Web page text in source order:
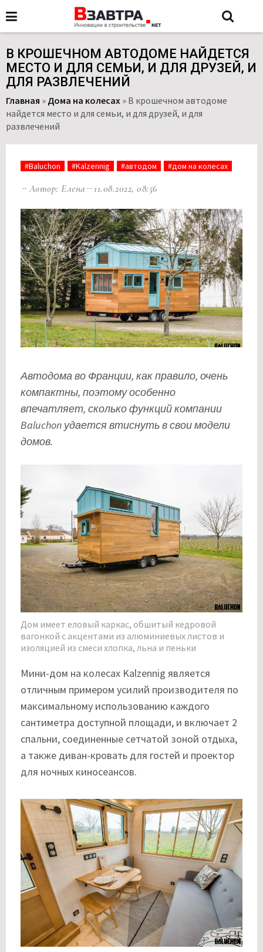
В КРОШЕЧНОМ АВТОДОМЕ НАЙДЕТСЯ
МЕСТО И ДЛЯ СЕМЬИ, И ДЛЯ ДРУЗЕЙ, И
ДЛЯ РАЗВЛЕЧЕНИЙ
Главная » Дома на колесах » В крошечном автодоме
найдется место и для семьи, и для друзей, и для
развлечений
#Baluchon #Kalzennig #автодом #дом на колесах
Автор: Елена 11.08.2022, 08:56
Автодома во Франции, как правило, очень
компактны, поэтому особенно
впечатляет, сколько функций компании
Baluchon удается втиснуть в свои модели
домов.
Дом имеет еловый каркас, обшитый кедровой
вагонкой с акцентами из алюминиевых листов и
изоляцией из смеси хлопка, льна и пеньки
Мини-дом на колесах Kalzennig является
отличным примером усилий производителя по
максимальному использованию каждого
сантиметра доступной площади, и включает 2
спальни, соединенные сетчатой зоной отдыха,
а также диван-кровать для гостей и проектор
для ночных киносеансов.